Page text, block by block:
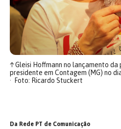
↑Gleisi Hoffmann no lançamento
presidente em Contagem (MG) no
Foto: Ricardo Stuckert
Da Rede PT de Comunicação